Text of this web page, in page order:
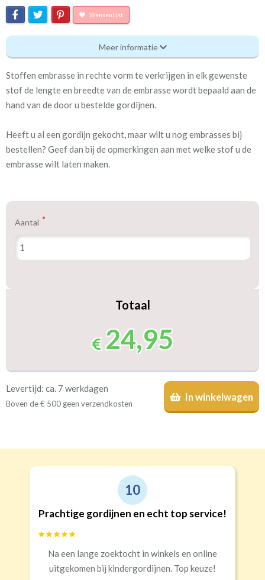
Wensenlijst
Stoffen Embrasse recht
Eigenschappen gordijnstof
Stoffen Embrasse recht
Meestal eerder, maar houd
Binnen één week (in doos)
Type accessoire Embrasse
We hebben bijna alle stoffen op voorraad, bestel daarom gerust
eerst een knipstaaltje.
worden gemaakt.
voeren: een verschil van dag en nacht!
Meer informatie
Stoffen embrasse in rechte vorm te verkrijgen in elk gewenste
stof de lengte en breedte van de embrasse wordt bepaald aan de
hand van de door u bestelde gordijnen.
Heeft u al een gordijn gekocht, maar wilt u nog embrasses bij
bestellen? Geef dan bij de opmerkingen aan met welke stof u de
embrasse wilt laten maken.
Aantal
Totaal
24,95
Levertijd: ca. 7 werkdagen
Boven de € 500 geen verzendkosten
In winkelwagen
10
Prachtige gordijnen en echt top service!
Na een lange zoektocht in winkels en online
uitgekomen bij kindergordijnen. Top keuze!